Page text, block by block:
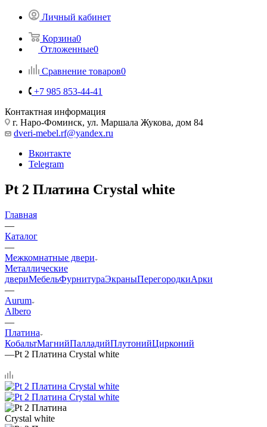
Личный кабинет
Корзина0
Отложенные0
Сравнение товаров0
+7 985 853-44-41
Контактная информация
г. Наро-Фоминск, ул. Маршала Жукова, дом 84
dveri-mebel.rf@yandex.ru
Вконтакте
Telegram
Pt 2 Платина Crystal white
Главная
—
Каталог
—
Межкомнатные двери
Металлические
двериМебельФурнитураЭкраныПерегородкиАрки
—
Aurum
Albero
—
Платина
КобальтМагнийПалладийПлутонийЦирконий
—Pt 2 Платина Crystal white